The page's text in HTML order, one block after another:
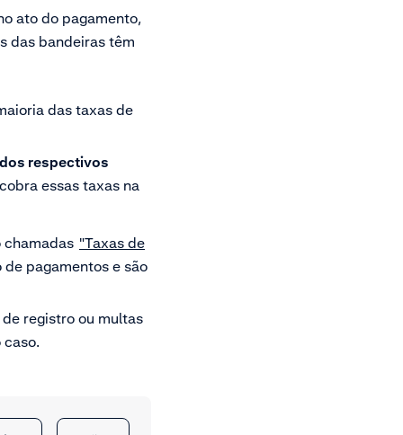
ato do pagamento,
das bandeiras têm
das taxas de
respectivos
essas taxas na
chamadas "Taxas de
pagamentos e são
registro ou multas